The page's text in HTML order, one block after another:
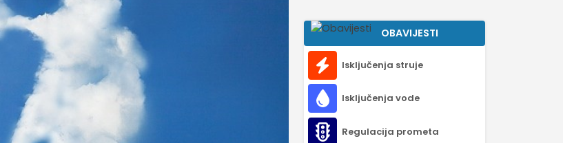
OBAVIJESTI
Isključenja struje
Isključenja vode
Regulacija prometa